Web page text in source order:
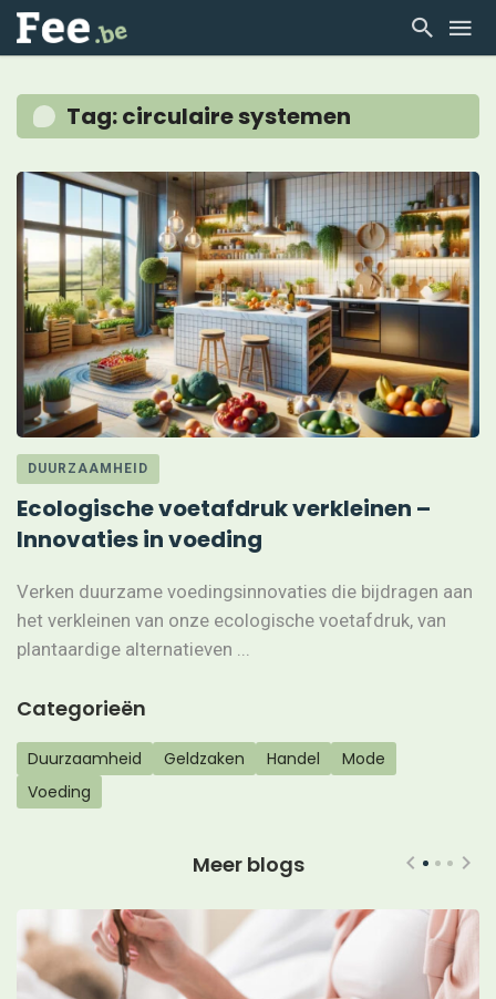
Tag: circulaire systemen
DUURZAAMHEID
Ecologische voetafdruk verkleinen –
Innovaties in voeding
Verken duurzame voedingsinnovaties die bijdragen aan
het verkleinen van onze ecologische voetafdruk, van
plantaardige alternatieven ...
Categorieën
Duurzaamheid Geldzaken Handel
Mode
Voeding
Meer blogs